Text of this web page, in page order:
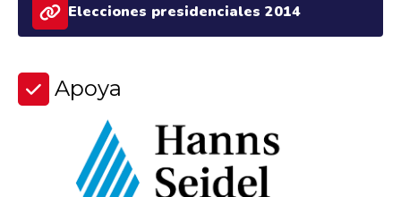
Elecciones presidenciales 2014
Apoya